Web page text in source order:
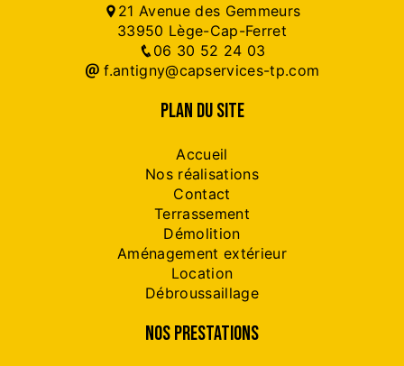
21 Avenue des Gemmeurs
33950 Lège-Cap-Ferret
06 30 52 24 03
f.antigny@capservices-tp.com
PLAN DU SITE
Accueil
Nos réalisations
Contact
Terrassement
Démolition
Aménagement extérieur
Location
Débroussaillage
NOS PRESTATIONS